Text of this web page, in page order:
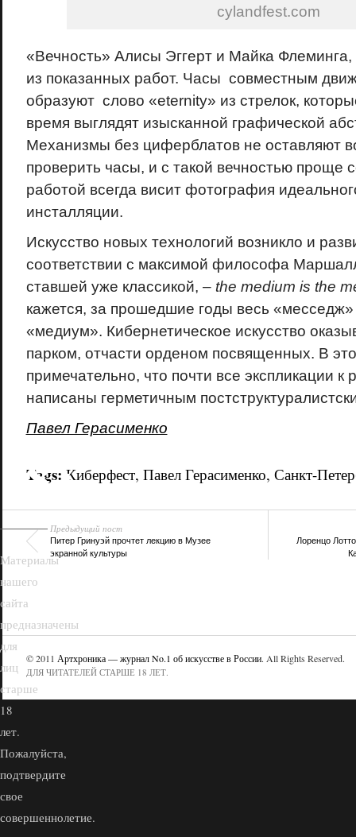
cylandfest.com
«Вечность» Алисы Эггерт и Майка
из показанных работ. Часы совместным
образуют слово «eternity» из стрелок,
время выглядят изысканной графической
Механизмы без циферблатов не оставляют
проверить часы, и с такой вечностью проще
работой всегда висит фотография
инсталляции.
Искусство новых технологий возникло и
соответствии с максимой философа
ставшей уже классикой, – the medium is the
кажется, за прошедшие годы весь «месседж»
«медиум». Кибернетическое искусство
парком, отчасти орденом посвященных. В
примечательно, что почти все экспликации к
написаны герметичным
Павел Герасименко
Tags: Киберфест, Павел Герасименко, Санкт-
Предыдущий пост
Питер Гринуэй прочтет лекцию в Музее
экранной культуры
Лоренцо
© 2011 Артхроника — журнал No.1 об искусстве в России. All Rights Reserved.
ДЛЯ ЧИТАТЕЛЕЙ СТАРШЕ 18 ЛЕТ.
18+
Материалы
нашего
сайта
предназначены
для
лиц
старше
18
лет.
Пожалуйста,
подтвердите
свое
совершеннолетие.